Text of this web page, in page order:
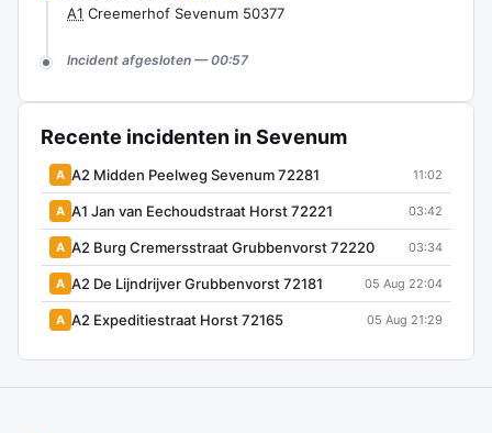
A1 Creemerhof Sevenum 50377
Incident afgesloten — 00:57
Recente incidenten in Sevenum
A A2 Midden Peelweg Sevenum 72281 11:02
A A1 Jan van Eechoudstraat Horst 72221 03:42
A A2 Burg Cremersstraat Grubbenvorst 72220 03:34
A A2 De Lijndrijver Grubbenvorst 72181 05 Aug 22:04
A A2 Expeditiestraat Horst 72165 05 Aug 21:29